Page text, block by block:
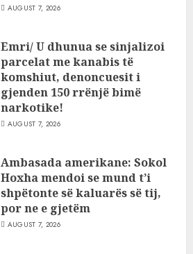
AUGUST 7, 2026
Emri/ U dhunua se sinjalizoi
parcelat me kanabis të
komshiut, denoncuesit i
gjenden 150 rrënjë bimë
narkotike!
AUGUST 7, 2026
Ambasada amerikane: Sokol
Hoxha mendoi se mund t’i
shpëtonte së kaluarës së tij,
por ne e gjetëm
AUGUST 7, 2026